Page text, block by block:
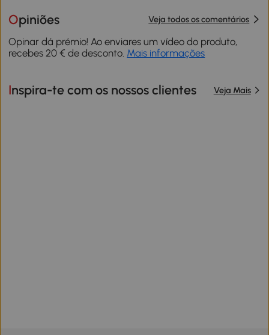
Opiniões Veja todos os comentários
Opinar dá prémio! Ao enviares um vídeo do produto,
recebes 20 € de desconto. Mais informações
Inspira-te com os nossos clientes Veja Mais